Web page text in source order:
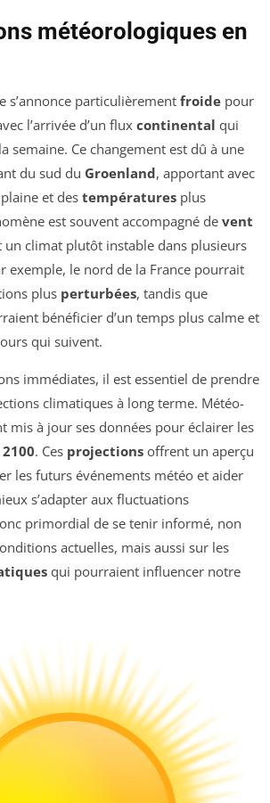
météorologiques en
s’annonce particulièrement froide pour
l’arrivée d’un flux continental qui
semaine. Ce changement est dû à une
du sud du Groenland, apportant avec
et des températures plus
est souvent accompagné de vent
un climat plutôt instable dans plusieurs
exemple, le nord de la France pourrait
plus perturbées, tandis que
bénéficier d’un temps plus calme et
qui suivent.
immédiates, il est essentiel de prendre
climatiques à long terme. Météo-
mis à jour ses données pour éclairer les
2100. Ces projections offrent un aperçu
les futurs événements météo et aider
s’adapter aux fluctuations
primordial de se tenir informé, non
actuelles, mais aussi sur les
qui pourraient influencer notre